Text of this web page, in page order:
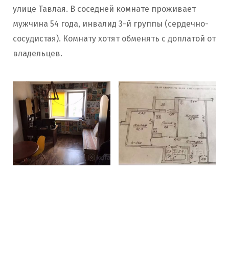
улице Тавлая. В соседней комнате проживает
мужчина 54 года, инвалид 3-й группы (сердечно-
сосудистая). Комнату хотят обменять с доплатой от
владельцев.